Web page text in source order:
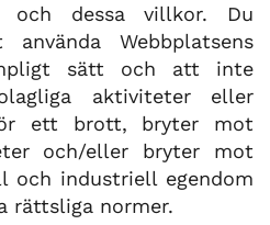
dessa villkor. Du
Webbplatsens
sätt och att inte
aktiviteter eller
ett brott, bryter mot
och/eller bryter mot
och industriell egendom
rättsliga normer.